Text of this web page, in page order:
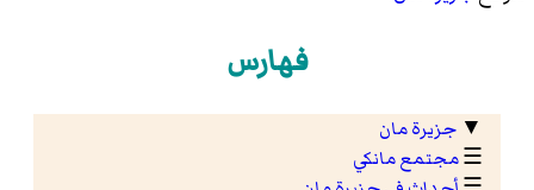
فهارس
▼ جزيرة مان
☰مجتمع مانكي